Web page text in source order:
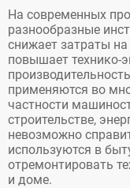
На современных
разнообразные
снижает затраты на
повышает технико-
применяются во
частности
строительстве,
невозможно
используются в
отремонтировать
и доме.